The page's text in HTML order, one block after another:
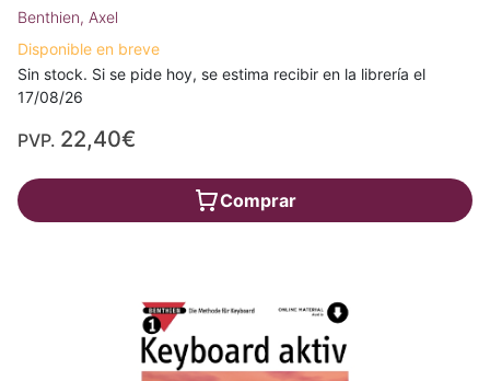
Benthien, Axel
Disponible en breve
Sin stock. Si se pide hoy, se estima recibir en la librería el
17/08/26
PVP. 22,40€
Comprar